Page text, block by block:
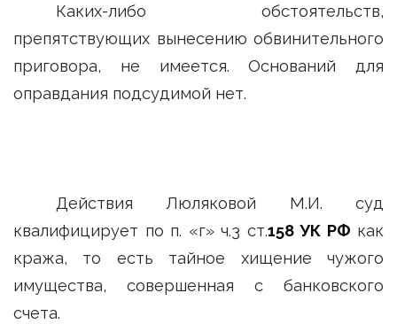
Каких-либо обстоятельств,
препятствующих вынесению обвинительного
приговора, не имеется. Оснований для
оправдания подсудимой нет.
Действия Люляковой М.И. суд
квалифицирует по п. «г» ч.3 ст.158 УК РФ как
кража, то есть тайное хищение чужого
имущества, совершенная с банковского
счета.